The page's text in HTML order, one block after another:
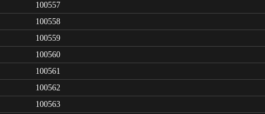
100557
100558
100559
100560
100561
100562
100563